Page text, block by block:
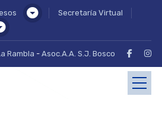
Secretaría Virtual
Rambla -Asoc.A.A. S.J. Bosco